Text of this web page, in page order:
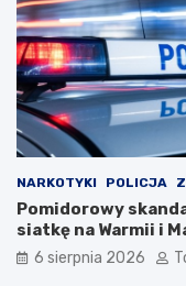
NARKOTYKI POLICJA
Pomidorowy
siatkę na Warmii i
6 sierpnia 2026